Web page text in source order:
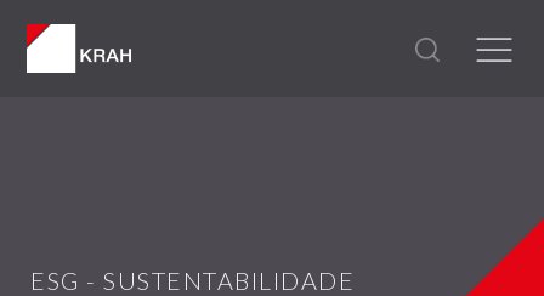
ESG - SUSTENTABILIDADE